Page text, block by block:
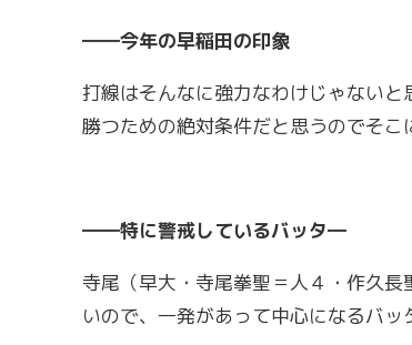
――今年の早稲田の印象
打線はそんなに強力なわけじゃない
勝つための絶対条件だと思うのでそこ
――特に警戒しているバッタ―
寺尾（早大・寺尾拳聖＝人４・作久
いので、一発があって中心になるバッ